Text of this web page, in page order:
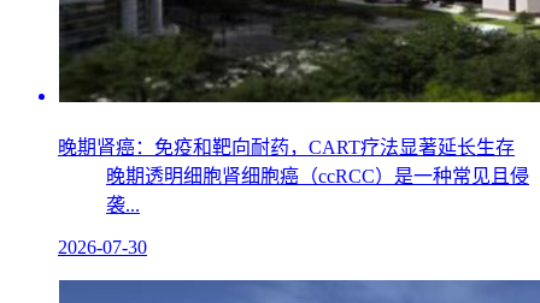
晚期肾癌：免疫和靶向耐药，CART疗法显著延长生存
晚期透明细胞肾细胞癌（ccRCC）是一种常见且侵
袭...
2026-07-30